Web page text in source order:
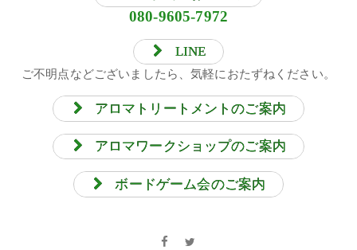
080-9605-7972
LINE
ご不明点などございましたら、気軽におたずねください。
アロマトリートメントのご案内
アロマワークショップのご案内
ボードゲーム会のご案内